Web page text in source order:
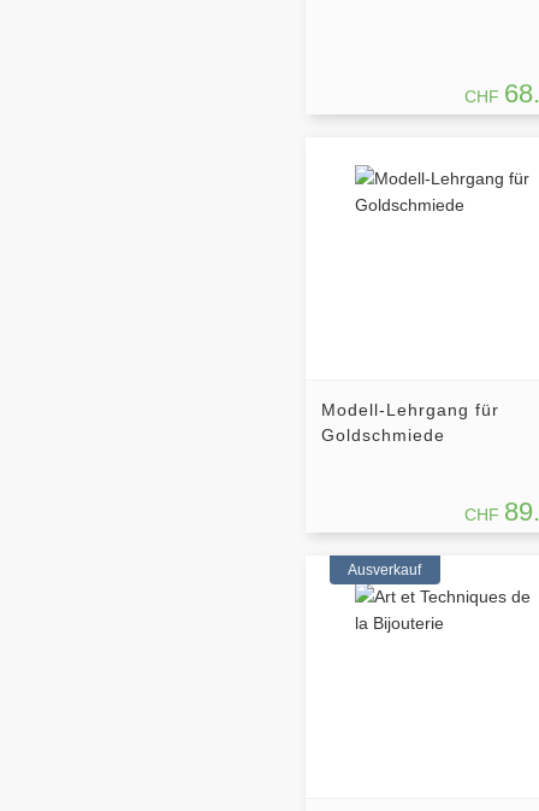
CHF
Modell-Lehrgang für
Goldschmiede
CHF
Ausverkauf